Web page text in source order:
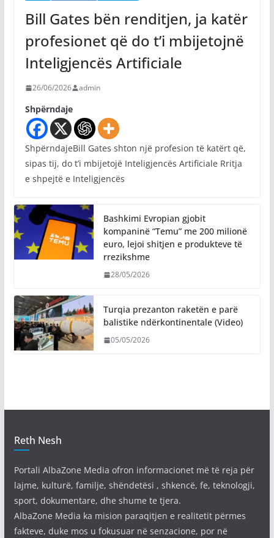
Bill Gates bën renditjen, ja katër
profesionet që do t’i mbijetojnë
Inteligjencës Artificiale
26/06/2026 admin
Shpërndaje
ShpërndajeBill Gates shton një profesion të katërt që,
sipas tij, do t’i mbijetojë Inteligjencës Artificiale Rritja
e shpejtë e Inteligjencës
Bashkimi Evropian gjobit
kompaninë “Temu” me 200 milionë
euro, lejoi shitjen e produkteve të
rrezikshme
28/05/2026
Turqia prezanton raketën e parë
balistike ndërkontinentale (Video)
05/05/2026
Reth Nesh
Portali AlbaZone Media ofron informacionet më të reja për
lajme, kulturë, familje, shëndetësi , shkencë, fe, teknologji,
sport, dokumentare, dhe shume te tjera.
AlbaZone Media ka mision paraqitjen e realitetit përmes
fakteve, duke mos u fokusuar në senzacione, por në